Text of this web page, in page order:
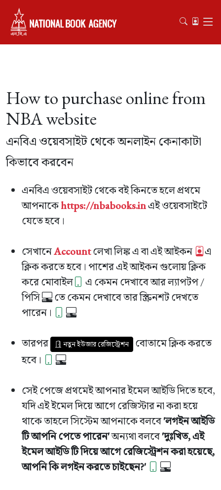
How to purchase online from
NBA website
এনবিএ ওয়েবসাইট থেকে অনলাইন কেনাকাটা
কিভাবে করবেন
এনবিএ ওয়েবসাইট থেকে বই কিনতে হলে প্রথমে
আপনাকেhttps://nbabooks.inএই ওয়েবসাইটে
যেতে হবে।
সেখানেAccountলেখা লিঙ্ক এ বা এই আইকন
এ
ক্লিক করতে হবে। পাশের এই আইকন গুলোয় ক্লিক
করে মোবাইল
এ কেমন দেখাবে আর ল্যাপটপ /
পিসি
তে কেমন দেখাবে তার স্ক্রিনশট দেখতে
পারেন।
তারপর নতুন ইউজার রেজিস্ট্রেশন
বোতামে ক্লিক করতে
হবে।
সেই পেজে প্রথমেই আপনার ইমেল আইডি দিতে হবে,
যদি এই ইমেল দিয়ে আগে রেজিস্টার না করা হয়ে
থাকে তাহলে সিস্টেম আপনাকে বলবে'লগইন আইডি
টি আপনি পেতে পারেন'অন্যথা বলবে'দুঃখিত, এই
ইমেল আইডি টি দিয়ে আগে রেজিস্ট্রেশন করা হয়েছে,
আপনি কি লগইন করতে চাইছেন?'